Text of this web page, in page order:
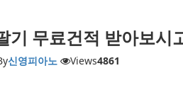
기 무료건적 받아보시
신영피아노 Views4861